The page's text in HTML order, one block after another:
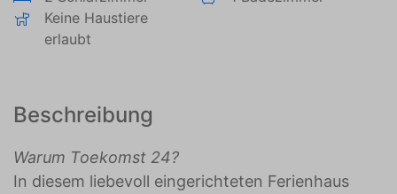
Keine Haustiere
erlaubt
Beschreibung
Warum Toekomst 24?
In diesem liebevoll eingerichteten Ferienhaus